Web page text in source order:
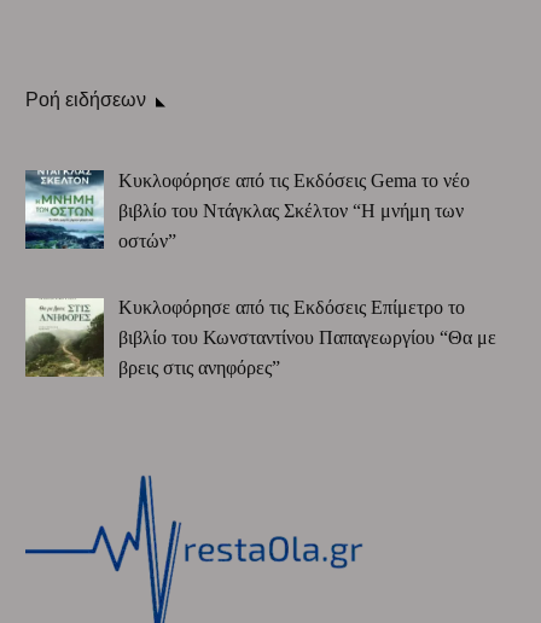
Ροή ειδήσεων
Κυκλοφόρησε από τις Εκδόσεις Gema το νέο
βιβλίο του Ντάγκλας Σκέλτον “Η μνήμη των
οστών”
Κυκλοφόρησε από τις Εκδόσεις Επίμετρο το
βιβλίο του Κωνσταντίνου Παπαγεωργίου “Θα με
βρεις στις ανηφόρες”